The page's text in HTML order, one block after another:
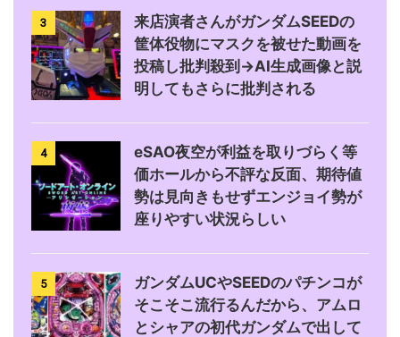
3
来店演者さんがガンダムSEEDの
筐体役物にマスクを被せた動画を
投稿し批判殺到→AI生成画像と説
明してもさらに批判される
4
eSAO夜空が利益を取りづらく等
価ホールから不評な反面、期待値
勢は見向きもせずエンジョイ勢が
座りやすい状況らしい
5
ガンダムUCやSEEDのパチンコが
そこそこ流行るんだから、アムロ
とシャアの初代ガンダムで出して